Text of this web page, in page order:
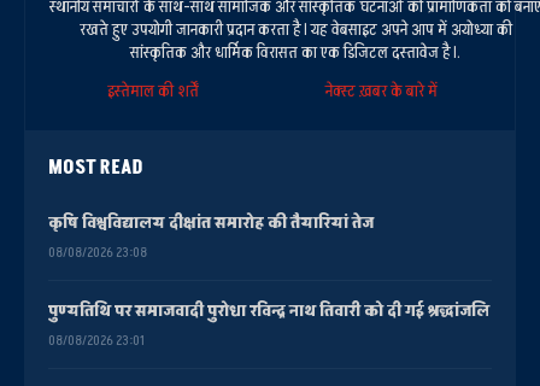
स्थानीय समाचारों के साथ-साथ सामाजिक और सांस्कृतिक घटनाओं की प्रामाणिकता को बनाए
रखते हुए उपयोगी जानकारी प्रदान करता है। यह वेबसाइट अपने आप में अयोध्या की
सांस्कृतिक और धार्मिक विरासत का एक डिजिटल दस्तावेज है।.
इस्तेमाल की शर्तें
नेक्स्ट ख़बर के बारे में
MOST READ
कृषि विश्वविद्यालय दीक्षांत समारोह की तैयारियां तेज
08/08/2026 23:08
पुण्यतिथि पर समाजवादी पुरोधा रविन्द्र नाथ तिवारी को दी गई श्रद्धांजलि
08/08/2026 23:01